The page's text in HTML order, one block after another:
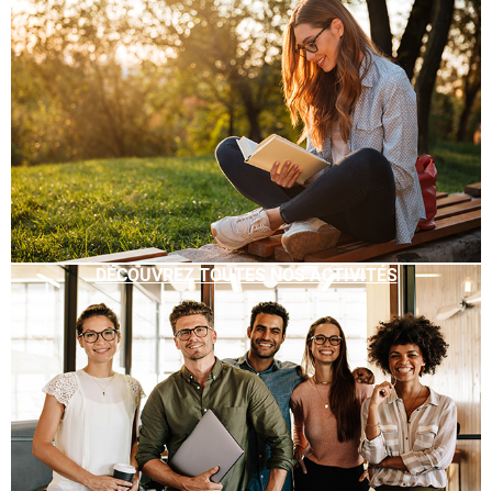
DÉCOUVREZ TOUTES NOS ACTIVITÉS